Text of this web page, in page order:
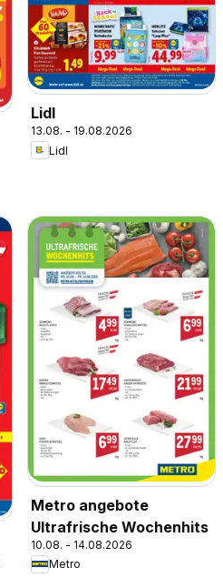
Lidl
13.08. - 19.08.2026
Lidl
Metro angebote
Ultrafrische Wochenhits
10.08. - 14.08.2026
Metro